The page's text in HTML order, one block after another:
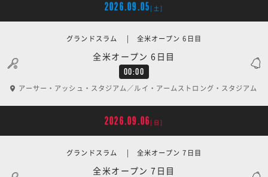
2026.09.05 [土]
00:00
全米オープン 6日目
グランドスラム | 全米オープン 6日目
アーサー・アッシュ・スタジアム／ルイ・アームストロング・スタジアム
2026.09.06 [日]
全米オープン 7日目
グランドスラム | 全米オープン 7日目